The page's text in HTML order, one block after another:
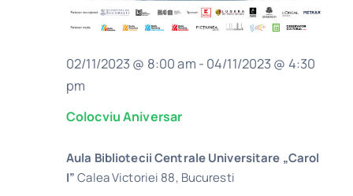
Colocviu Aniversar
02/11/2023 @ 8:00 am - 04/11/2023 @ 4:30
pm
Aula Bibliotecii Centrale Universitare „Carol
I”Calea Victoriei 88, Bucuresti